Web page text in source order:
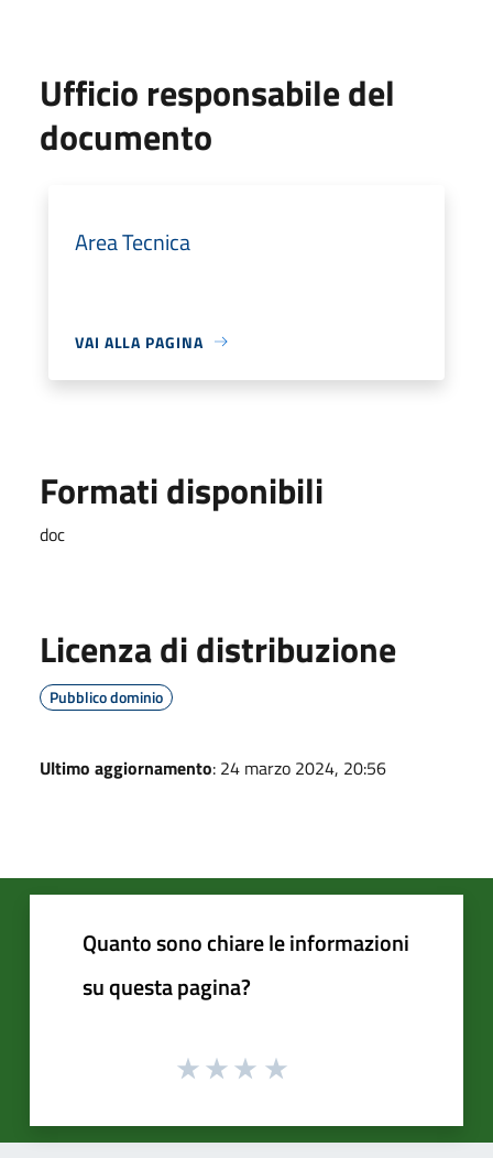
Ufficio responsabile del
documento
Area Tecnica
VAI ALLA PAGINA
Formati disponibili
doc
Licenza di distribuzione
Pubblico dominio
Ultimo aggiornamento: 24 marzo 2024, 20:56
Quanto sono chiare le informazioni
su questa pagina?